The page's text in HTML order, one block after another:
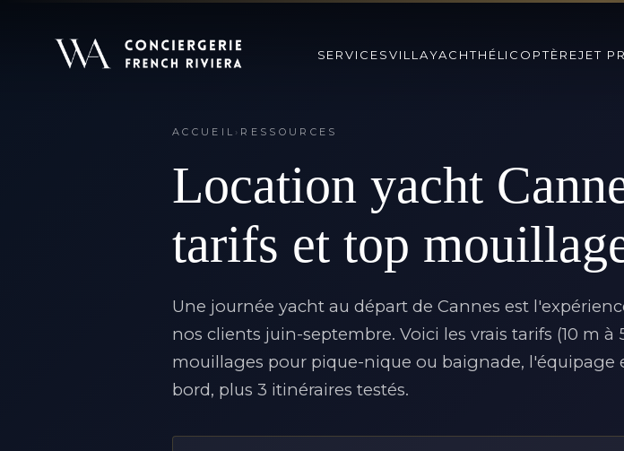
SERVICESVILLAYACHTHÉLICOPTÈREJET
ACCUEIL › RESSOURCES
Location yacht
tarifs et top
Une journée yacht au départ de Cannes est
nos clients juin-septembre. Voici les vrais tarifs (10 m à
mouillages pour pique-nique ou baignade, l'équipage
bord, plus 3 itinéraires testés.